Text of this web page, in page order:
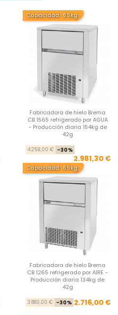
base
Capacidad: 65kg
Fabricadora de hielo Brema
CB 1565 refrigerado por AGUA
- Producción diaria 154kg de
42g
4.259,00 € -30%
2.981,30 €
base
Capacidad: 65kg
Fabricadora de hielo Brema
CB 1265 refrigerado por AIRE -
Producción diaria 134kg de
42g
3.880,00 € -30% 2.716,00 €